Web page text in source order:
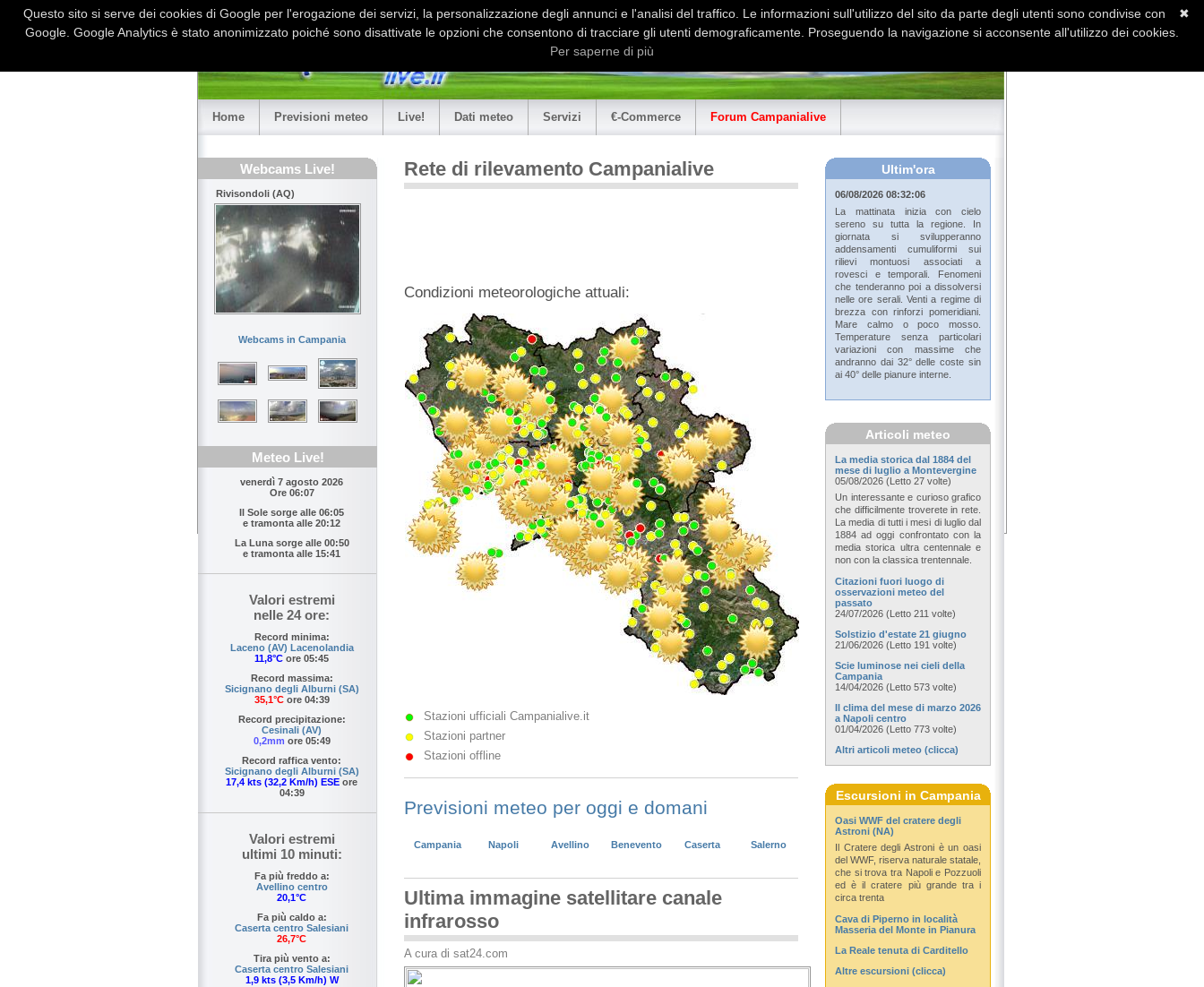
Home Previsioni meteo Live! Dati meteo Servizi €-Commerce Forum Campanialive
Webcams Live!
Rivisondoli (AQ)
Webcams in Campania
Meteo Live!
venerdì 7 agosto 2026
Ore 06:07
Il Sole sorge alle 06:05
e tramonta alle 20:12
La Luna sorge alle 00:50
e tramonta alle 15:41
Valori estremi
nelle 24 ore:
Record minima:
Laceno (AV) Lacenolandia
11,8°C ore 05:45
Record massima:
Sicignano degli Alburni (SA)
35,1°Core 04:39
Record precipitazione:
Cesinali (AV)
0,2mm ore 05:49
Record raffica vento:
Sicignano degli Alburni (SA)
17,4 kts (32,2 Km/h) ESE ore
04:39
Valori estremi
ultimi 10 minuti:
Fa più freddo a:
Avellino centro
20,1°C
Fa più caldo a:
Caserta centro Salesiani
26,7°C
Tira più vento a:
Caserta centro Salesiani
1,9 kts (3,5 Km/h) W
Rete di rilevamento Campanialive
Condizioni meteorologiche attuali:
Stazioni ufficiali Campanialive.it
Stazioni partner
Stazioni offline
Previsioni meteo per oggi e domani
Campania Napoli Avellino Benevento Caserta Salerno
Ultima immagine satellitare canale
infrarosso
A cura di sat24.com
Ultim'ora
06/08/2026 08:32:06
La mattinata inizia con cielo
sereno su tutta la regione. In
giornata si svilupperanno
addensamenti cumuliformi sui
rilievi montuosi associati a
rovesci e temporali. Fenomeni
che tenderanno poi a dissolversi
nelle ore serali. Venti a regime di
brezza con rinforzi pomeridiani.
Mare calmo o poco mosso.
Temperature senza particolari
variazioni con massime che
andranno dai 32° delle coste sin
ai 40° delle pianure interne.
Articoli meteo
La media storica dal 1884 del
mese di luglio a Montevergine
05/08/2026 (Letto 27 volte)
Un interessante e curioso grafico
che difficilmente troverete in rete.
La media di tutti i mesi di luglio dal
1884 ad oggi confrontato con la
media storica ultra centennale e
non con la classica trentennale.
Citazioni fuori luogo di
osservazioni meteo del
passato
24/07/2026 (Letto 211 volte)
Solstizio d'estate 21 giugno
21/06/2026 (Letto 191 volte)
Scie luminose nei cieli della
Campania
14/04/2026 (Letto 573 volte)
Il clima del mese di marzo 2026
a Napoli centro
01/04/2026 (Letto 773 volte)
Altri articoli meteo (clicca)
Escursioni in Campania
Oasi WWF del cratere degli
Astroni (NA)
Il Cratere degli Astroni è un oasi
del WWF, riserva naturale statale,
che si trova tra Napoli e Pozzuoli
ed è il cratere più grande tra i
circa trenta
Cava di Piperno in località
Masseria del Monte in Pianura
La Reale tenuta di Carditello
Altre escursioni (clicca)
✖
Questo sito si serve dei cookies di Google per l'erogazione dei servizi, la personalizzazione degli annunci e l'analisi del traffico. Le informazioni sull'utilizzo del sito da parte degli utenti sono condivise con
Google. Google Analytics è stato anonimizzato poiché sono disattivate le opzioni che consentono di tracciare gli utenti demograficamente. Proseguendo la navigazione si acconsente all'utilizzo dei cookies.
Per saperne di più